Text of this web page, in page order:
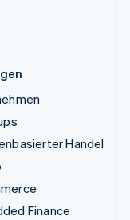
Handel
Finance